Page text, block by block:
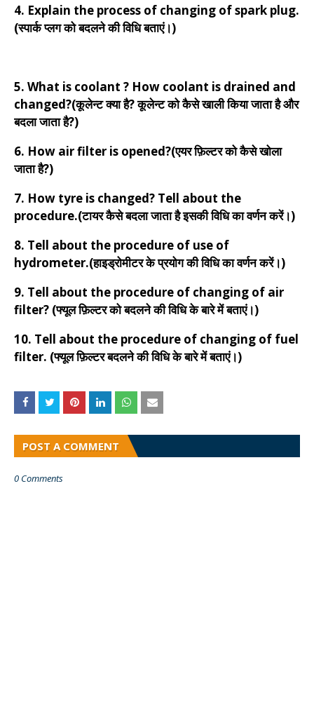
4. Explain the process of changing of spark plug.
(स्पार्क प्लग को बदलने की विधि बताएं।)
5. What is coolant ? How coolant is drained and
changed?(कूलेन्ट क्या है? कूलेन्ट को कैसे खाली किया जाता है और
बदला जाता है?)
6. How air filter is opened?(एयर फ़िल्टर को कैसे खोला
जाता है?)
7. How tyre is changed? Tell about the
procedure.(टायर कैसे बदला जाता है इसकी विधि का वर्णन करें।)
8. Tell about the procedure of use of
hydrometer.(हाइड्रोमीटर के प्रयोग की विधि का वर्णन करें।)
9. Tell about the procedure of changing of air
filter? (फ्यूल फ़िल्टर को बदलने की विधि के बारे में बताएं।)
10. Tell about the procedure of changing of fuel
filter. (फ्यूल फ़िल्टर बदलने की विधि के बारे में बताएं।)
POST A COMMENT
0 Comments